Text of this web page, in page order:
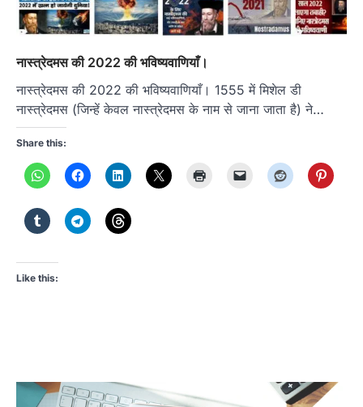
नास्त्रेदमस की 2022 की भविष्यवाणियाँ।
नास्त्रेदमस की 2022 की भविष्यवाणियाँ। 1555 में मिशेल डी
नास्त्रेदमस (जिन्हें केवल नास्त्रेदमस के नाम से जाना जाता है) ने…
Share this:
Like this: